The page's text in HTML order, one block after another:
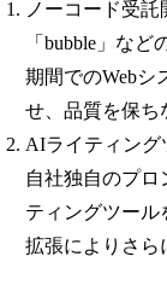
ノーコード受託
「bubble」な
期間でのWebシ
せ、品質を保ち
AIライティング
自社独自のプ
ティングツール
拡張によりさら